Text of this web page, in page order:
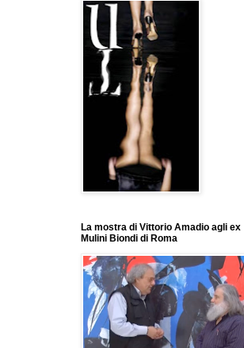
La mostra di Vittorio Amadio agli ex
Mulini Biondi di Roma